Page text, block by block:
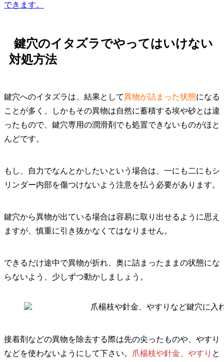
鍵穴のイタズラでやってはいけない
対処方法
鍵穴へのイタズラは、結果として異物が詰まった状態になる
ことが多く、しかもその異物は自然に蓄積する埃や砂とは違
ったもので、鍵穴専用の潤滑剤でも処置できないものがほと
んどです。
もし、自力でなんとかしたいという場合は、一にも二にもシ
リンダー内部を傷つけないよう注意を払う必要があります。
鍵穴から異物が出ている場合は容易に取り出せるように思え
ますが、慎重に引き抜かなくてはなりません。
できるだけ途中で異物が折れ、奥に詰まったままの状態にな
らないよう、少しずつ動かしましょう。
接着剤などの異物を除去する際は先の尖ったものや、やすり
などを使わないようにして下さい。
爪楊枝や針金、やすり と